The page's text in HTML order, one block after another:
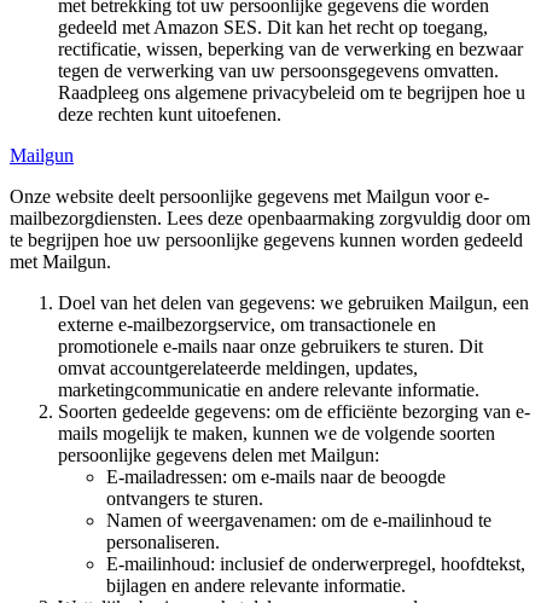
met betrekking tot uw persoonlijke gegevens die worden
gedeeld met Amazon SES. Dit kan het recht op toegang,
rectificatie, wissen, beperking van de verwerking en bezwaar
tegen de verwerking van uw persoonsgegevens omvatten.
Raadpleeg ons algemene privacybeleid om te begrijpen hoe u
deze rechten kunt uitoefenen.
Mailgun
Onze website deelt persoonlijke gegevens met Mailgun voor e-
mailbezorgdiensten. Lees deze openbaarmaking zorgvuldig door om
te begrijpen hoe uw persoonlijke gegevens kunnen worden gedeeld
met Mailgun.
Doel van het delen van gegevens: we gebruiken Mailgun, een
externe e-mailbezorgservice, om transactionele en
promotionele e-mails naar onze gebruikers te sturen. Dit
omvat accountgerelateerde meldingen, updates,
marketingcommunicatie en andere relevante informatie.
Soorten gedeelde gegevens: om de efficiënte bezorging van e-
mails mogelijk te maken, kunnen we de volgende soorten
persoonlijke gegevens delen met Mailgun:
E-mailadressen: om e-mails naar de beoogde
ontvangers te sturen.
Namen of weergavenamen: om de e-mailinhoud te
personaliseren.
E-mailinhoud: inclusief de onderwerpregel, hoofdtekst,
bijlagen en andere relevante informatie.